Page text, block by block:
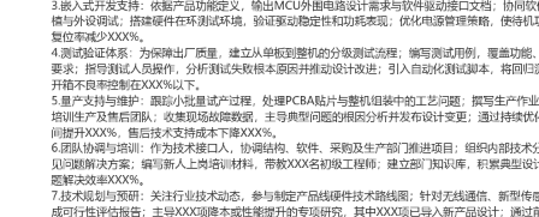
系统集成汇报对象：部门总监
工作概述：
1.硬件平台选型：针对产线换代需求，主导核心控制器与传感器选
性能与行业标准变化，搭建原型测试平台验证关键指标；制定选型
推动最优方案在评审会上采纳；固化选型测试流程，将单次评估周
件成本降低XXX%。